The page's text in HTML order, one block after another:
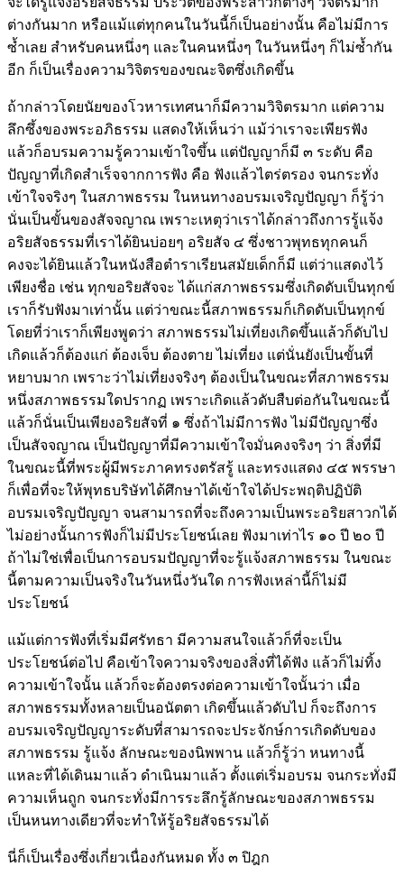
ต่างกันมาก หรือแม้แต่ทุกคนในวันนี้ก็เป็นอย่างนั้น คือไม่มีการ
ซ้ำเลย สำหรับคนหนึ่งๆ และในคนหนึ่งๆ ในวันหนึ่งๆ ก็ไม่ซ้ำกัน
อีก ก็เป็นเรื่องความวิจิตรของขณะจิตซึ่งเกิดขึ้น
ถ้ากล่าวโดยนัยของโวหารเทศนาก็มีความวิจิตรมาก แต่ความ
ลึกซึ้งของพระอภิธรรม แสดงให้เห็นว่า แม้ว่าเราจะเพียรฟัง
แล้วก็อบรมความรู้ความเข้าใจขึ้น แต่ปัญญาก็มี ๓ ระดับ คือ
ปัญญาที่เกิดสำเร็จจากการฟัง คือ ฟังแล้วไตร่ตรอง จนกระทั่ง
เข้าใจจริงๆ ในสภาพธรรม ในหนทางอบรมเจริญปัญญา ก็รู้ว่า
นั่นเป็นขั้นของสัจจญาณ เพราะเหตุว่าเราได้กล่าวถึงการรู้แจ้ง
อริยสัจธรรมที่เราได้ยินบ่อยๆ อริยสัจ ๔ ซึ่งชาวพุทธทุกคนก็
คงจะได้ยินแล้วในหนังสือตำราเรียนสมัยเด็กก็มี แต่ว่าแสดงไว้
เพียงชื่อ เช่น ทุกขอริยสัจจะ ได้แก่สภาพธรรมซึ่งเกิดดับเป็นทุกข์
เราก็รับฟังมาเท่านั้น แต่ว่าขณะนี้สภาพธรรมก็เกิดดับเป็นทุกข์
โดยที่ว่าเราก็เพียงพูดว่า สภาพธรรมไม่เที่ยงเกิดขึ้นแล้วก็ดับไป
เกิดแล้วก็ต้องแก่ ต้องเจ็บ ต้องตาย ไม่เที่ยง แต่นั่นยังเป็นขั้นที่
หยาบมาก เพราะว่าไม่เที่ยงจริงๆ ต้องเป็นในขณะที่สภาพธรรม
หนึ่งสภาพธรรมใดปรากฏ เพราะเกิดแล้วดับสืบต่อกันในขณะนี้
แล้วก็นั่นเป็นเพียงอริยสัจที่ ๑ ซึ่งถ้าไม่มีการฟัง ไม่มีปัญญาซึ่ง
เป็นสัจจญาณ เป็นปัญญาที่มีความเข้าใจมั่นคงจริงๆ ว่า สิ่งที่มี
ในขณะนี้ที่พระผู้มีพระภาคทรงตรัสรู้ และทรงแสดง ๔๕ พรรษา
ก็เพื่อที่จะให้พุทธบริษัทได้ศึกษาได้เข้าใจได้ประพฤติปฏิบัติ
อบรมเจริญปัญญา จนสามารถที่จะถึงความเป็นพระอริยสาวกได้
ไม่อย่างนั้นการฟังก็ไม่มีประโยชน์เลย ฟังมาเท่าไร ๑๐ ปี ๒๐ ปี
ถ้าไม่ใช่เพื่อเป็นการอบรมปัญญาที่จะรู้แจ้งสภาพธรรม ในขณะ
นี้ตามความเป็นจริงในวันหนึ่งวันใด การฟังเหล่านี้ก็ไม่มี
ประโยชน์
แม้แต่การฟังที่เริ่มมีศรัทธา มีความสนใจแล้วก็ที่จะเป็น
ประโยชน์ต่อไป คือเข้าใจความจริงของสิ่งที่ได้ฟัง แล้วก็ไม่ทิ้ง
ความเข้าใจนั้น แล้วก็จะต้องตรงต่อความเข้าใจนั้นว่า เมื่อ
สภาพธรรมทั้งหลายเป็นอนัตตา เกิดขึ้นแล้วดับไป ก็จะถึงการ
อบรมเจริญปัญญาระดับที่สามารถจะประจักษ์การเกิดดับของ
สภาพธรรม รู้แจ้ง ลักษณะของนิพพาน แล้วก็รู้ว่า หนทางนี้
แหละที่ได้เดินมาแล้ว ดำเนินมาแล้ว ตั้งแต่เริ่มอบรม จนกระทั่งมี
ความเห็นถูก จนกระทั่งมีการระลึกรู้ลักษณะของสภาพธรรม
เป็นหนทางเดียวที่จะทำให้รู้อริยสัจธรรมได้
นี่ก็เป็นเรื่องซึ่งเกี่ยวเนื่องกันหมด ทั้ง ๓ ปิฎก